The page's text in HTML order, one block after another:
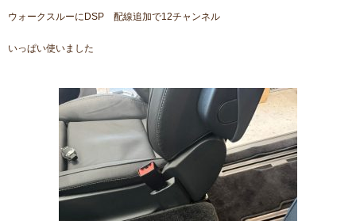
ウォークスルーにDSP 配線追加で12チャンネル
いっぱい使いました